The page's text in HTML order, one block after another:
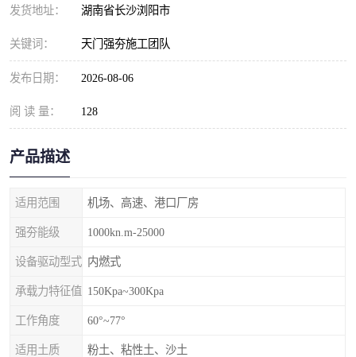
发货地址： 湖南省长沙浏阳市
关键词： 天门强夯施工团队
发布日期： 2026-08-06
阅 读 量： 128
产品描述
适用范围 机场、高速、港口厂房
强夯能级 1000kn.m-25000
设备驱动型式 内燃式
承载力特征值 150Kpa~300Kpa
工作角度 60°~77°
适用土质 粉土、粘性土、沙土